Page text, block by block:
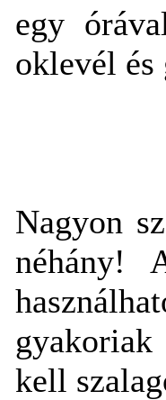
egy
oklevél
Nagyon
néhány!
kell